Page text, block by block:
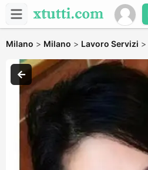
Milano > Milano > Lavoro Servizi >